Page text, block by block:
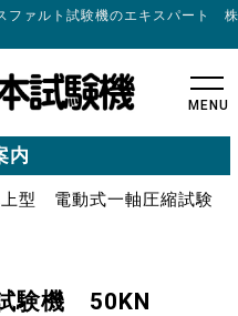
ファルト試験機のエキスパート
MENU
内
型 電動式一軸圧縮試験
験機 50KN